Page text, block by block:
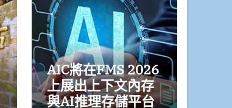
AIC將在FMS 2026
上展出上下文內存
與AI推理存儲平台